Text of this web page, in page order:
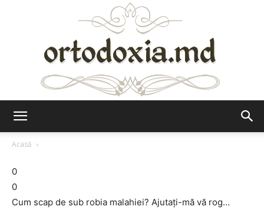
Acasă
0
0
Cum scap de sub robia malahiei? Ajutaţi-mă vă rog…